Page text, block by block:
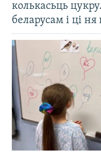
колькасьць
беларусам і ці